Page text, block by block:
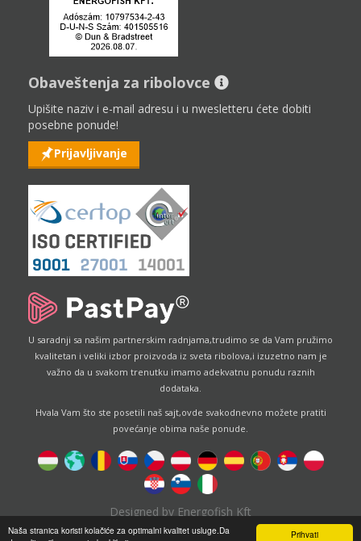
Prihvati
Naša stranica koristi kolačiće za optimalni kvalitet usluge.Da
Obaveštenja za ribolovce
Upišite naziv i e-mail adresu i u nwesletteru ćete dobiti
posebne ponude!
Prijavljivanje
U saradnji sa našim partnerskim radnjama,trudimo se da Vam pružimo
kvalitetan i veliki izbor proizvoda iz sveta ribolova,i izuzetno nam je
važno da u svakom trenutku imamo adekvatnu ponudu raznih
dodataka.
Hvala Vam što ste posetili naš sajt,ovde svakodnevno možete pratiti
povećanje obima naše ponude.
Designed by Energofish Kft
Pokretač stranice:CWBbyGloobus Software